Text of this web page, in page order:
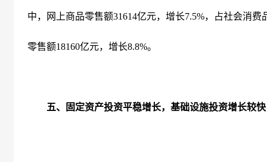
中，网上商品零售额31614亿元，增长7.5%，占社会消费
零售额18160亿元，增长8.8%。
五、固定资产投资平稳增长，基础设施投资增长较快